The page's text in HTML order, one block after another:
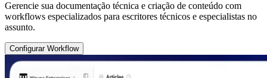
Gerencie sua documentação técnica e criação de conteúdo com
workflows especializados para escritores técnicos e especialistas no
assunto.
Configurar Workflow